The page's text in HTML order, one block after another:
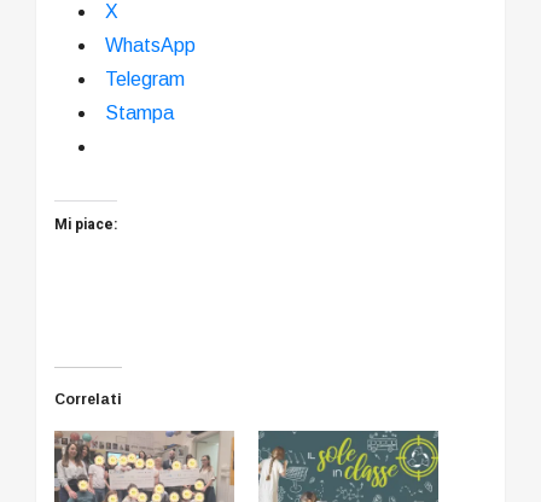
X
WhatsApp
Telegram
Stampa
Mi piace:
Correlati